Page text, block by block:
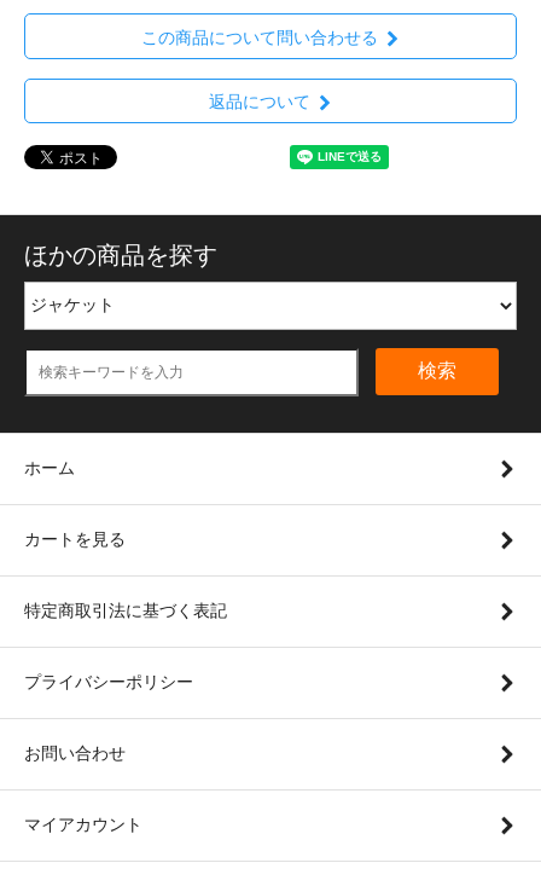
この商品について問い合わせる
返品について
ほかの商品を探す
検索
ホーム
カートを見る
特定商取引法に基づく表記
プライバシーポリシー
お問い合わせ
マイアカウント